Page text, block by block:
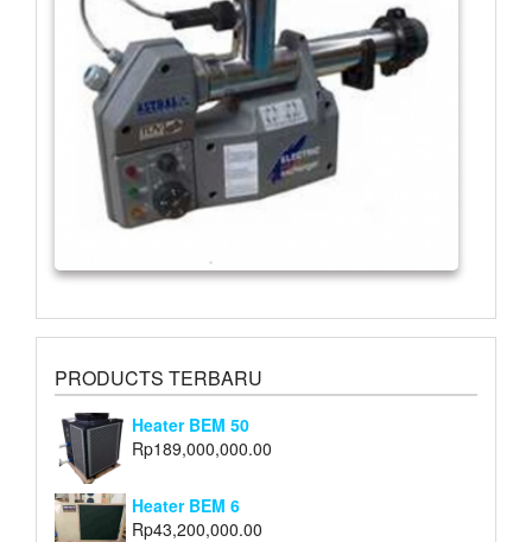
PRODUCTS TERBARU
Heater BEM 50
Rp189,000,000.00
Heater BEM 6
Rp43,200,000.00